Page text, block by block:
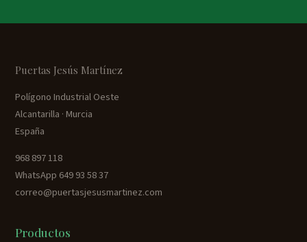
Puertas Jesús Martínez
Polígono Industrial Oeste
Alcantarilla · Murcia
España
968 897 118
WhatsApp 649 93 58 37
correo@puertasjesusmartinez.com
Productos